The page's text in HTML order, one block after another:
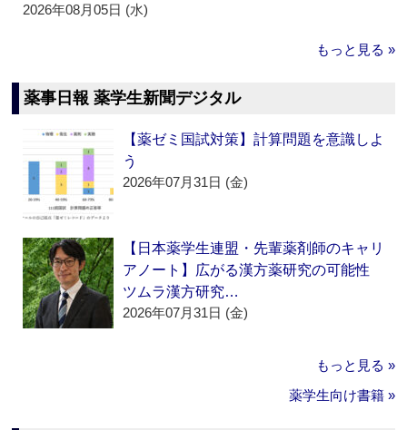
2026年08月05日 (水)
もっと見る »
薬事日報 薬学生新聞デジタル
【薬ゼミ国試対策】計算問題を意識しよ
う
2026年07月31日 (金)
【日本薬学生連盟・先輩薬剤師のキャリ
アノート】広がる漢方薬研究の可能性
ツムラ漢方研究…
2026年07月31日 (金)
もっと見る »
薬学生向け書籍 »